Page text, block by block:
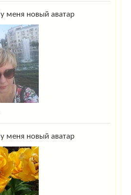
у меня новый аватар
у меня новый аватар